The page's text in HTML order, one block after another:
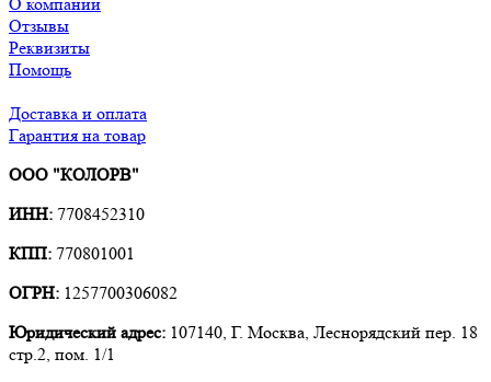
Отзывы
Реквизиты
Помощь
Доставка и оплата
Гарантия на товар
ООО "КОЛОРВ"
ИНН: 7708452310
КПП: 770801001
ОГРН: 1257700306082
Юридический адрес: 107140, Г. Москва, Леснорядский пер. 18
стр.2, пом. 1/1